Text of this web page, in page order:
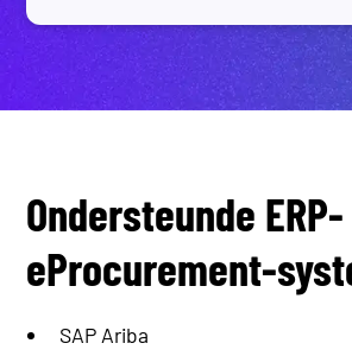
Ondersteunde
eProcurement-
SAP Ariba